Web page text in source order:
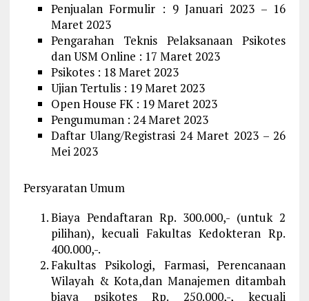
Penjualan Formulir : 9 Januari 2023 – 16
Maret 2023
Pengarahan Teknis Pelaksanaan Psikotes
dan USM Online : 17 Maret 2023
Psikotes : 18 Maret 2023
Ujian Tertulis : 19 Maret 2023
Open House FK : 19 Maret 2023
Pengumuman : 24 Maret 2023
Daftar Ulang/Registrasi 24 Maret 2023 – 26
Mei 2023
Persyaratan Umum
Biaya Pendaftaran Rp. 300.000,- (untuk 2
pilihan), kecuali Fakultas Kedokteran Rp.
400.000,-.
Fakultas Psikologi, Farmasi, Perencanaan
Wilayah & Kota,dan Manajemen ditambah
biaya psikotes Rp. 250.000,-, kecuali